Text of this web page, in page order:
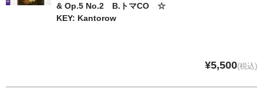
& Op.5 No.2 B.トマCO ☆
KEY: Kantorow
¥5,500(税込)